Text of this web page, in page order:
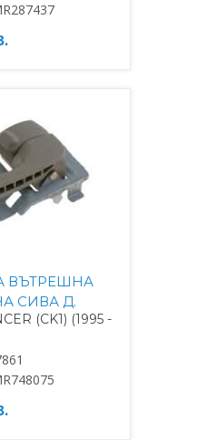
ВЪТРЕШНА
СИВА Д.
(CK1) (1995 -